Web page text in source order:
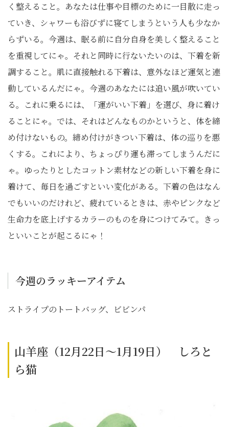
く整えること。あなたは仕事や目標のために一目散に走っ
ていき、シャワーも浴びずに寝てしまうという人も少なか
らずいる。今週は、眠る前に自分自身を美しく整えること
を重視してにゃ。それと同時に行ないたいのは、下着を新
調すること。肌に直接触れる下着は、意外なほど運気と連
動しているんだにゃ。今週のあなたには追い風が吹いてい
る。これに乗るには、「運がいい下着」を選び、身に着け
ることにゃ。では、それはどんなものかというと、体を締
め付けないもの。締め付けがきつい下着は、体の巡りを悪
くする。これにより、ちょっぴり運も滞ってしまうんだに
ゃ。ゆったりとしたコットン素材などの新しい下着を身に
着けて、毎日を過ごすといい変化がある。下着の色はなん
でもいいのだけれど、疲れているときは、赤やピンクなど
生命力を底上げするカラーのものを身につけてみて。きっ
といいことが起こるにゃ！
今週のラッキーアイテム
ストライプのトートバッグ、ビビンパ
山羊座（12月22日～1月19日） しろと
ら猫